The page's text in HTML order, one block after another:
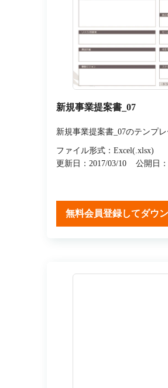
新規事業提案書_07
新規事業提案書_07のテンプ
ファイル形式：Excel(.xlsx)
更新日：2017/03/10
公開日
無料会員登録してダウ